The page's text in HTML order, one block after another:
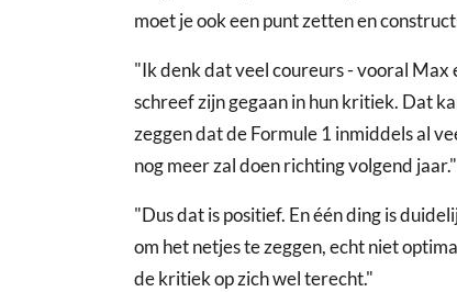
moet je ook een punt zetten en
"Ik denk dat veel coureurs - vooral Max
schreef zijn gegaan in hun kritiek. Dat
zeggen dat de Formule 1 inmiddels al
nog meer zal doen richting volgend jaar."
"Dus dat is positief. En één ding is
om het netjes te zeggen, echt niet
de kritiek op zich wel terecht."